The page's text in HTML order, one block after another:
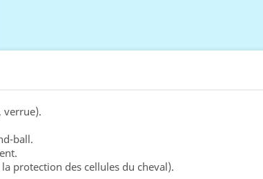
verrue).
ball.
protection des cellules du cheval).